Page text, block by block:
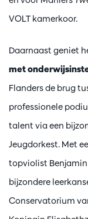
VOLT kamerkoor.
Daarnaast geniet
met
Flanders de brug
professionele
talent via een
Jeugdorkest. Met
topviolist
bijzondere
Conservatorium